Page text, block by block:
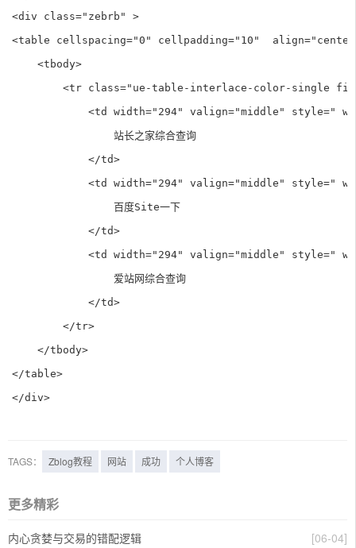
<div class="zebrb" >
<table cellspacing="0" cellpadding="10"
    <tbody>
<tr class="ue-table-interlace-color-single
<td width="294" valign="middle" style="
                站长之家综合查询
            </td>
<td width="294" valign="middle" style="
                百度Site一下
            </td>
<td width="294" valign="middle" style="
                爱站网综合查询
            </td>
        </tr>
    </tbody>
</table>
</div>
TAGS： Zblog教程 网站 成功 个人博客
更多精彩
[06-04]
内心贪婪与交易的错配逻辑